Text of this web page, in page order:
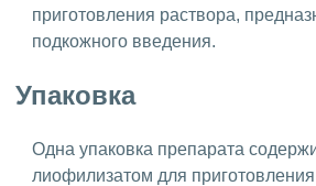
приготовления раствора,
подкожного введения.
Упаковка
Одна упаковка препарата
лиофилизатом для